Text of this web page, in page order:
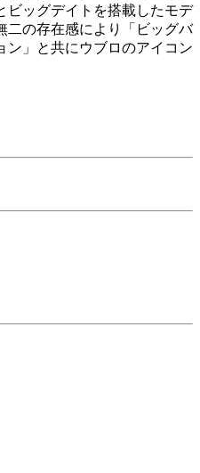
ビッグデイトを搭載したモデ
二の存在感により「ビッグバ
ン」と共にウブロのアイコン